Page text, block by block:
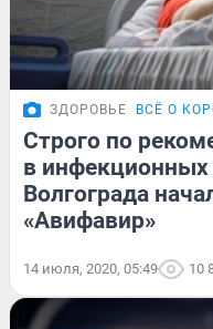
ЗДОРОВЬЕ ВСЁ О
Строго по
в инфекционных
Волгограда
«Авифавир»
14 июля, 2020, 05:49 10